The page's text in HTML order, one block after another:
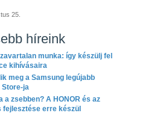
25.
híreink
munka: így készülj fel
kihívásaira
meg a Samsung legújabb
Store-ja
a zsebben? A HONOR és az
fejlesztése erre készül